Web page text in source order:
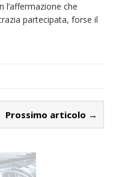
l’affermazione che
partecipata, forse il
Prossimo articolo →